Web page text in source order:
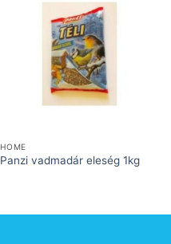
HOME
Panzi vadmadár eleség 1kg